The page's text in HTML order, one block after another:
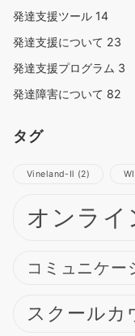
発達支援ツール 14
発達支援について 23
発達支援プログラム 3
発達障害について 82
タグ
Vineland-Ⅱ (2)
オンライ
コミュニケー
スクールカ